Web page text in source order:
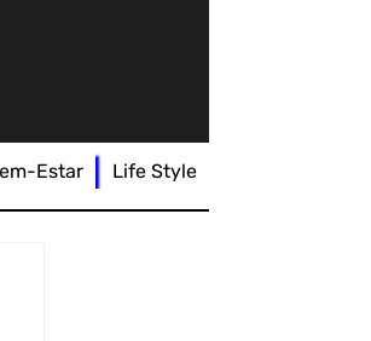
Estar Life Style